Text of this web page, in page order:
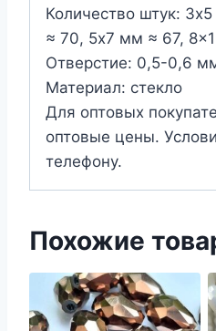
Количество штук:
≈ 70, 5х7 мм ≈ 67,
Отверстие: 0,5-0,6
Материал: стекло
Для оптовых
оптовые цены.
телефону.
Похожие